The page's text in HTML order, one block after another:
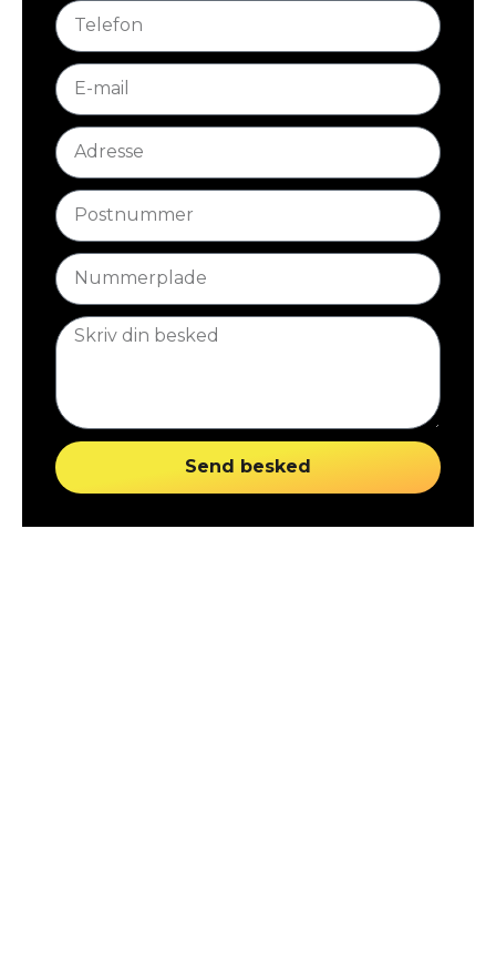
Send besked